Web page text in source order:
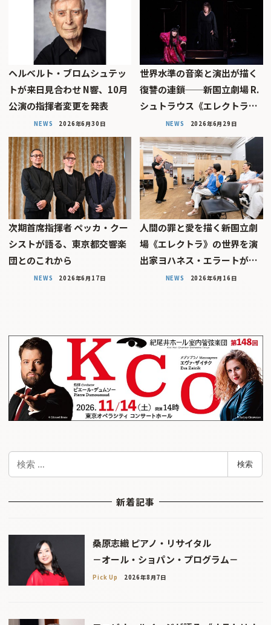
ヘルベルト・ブロムシュテッ
トが来日見合わせ N響、10月
公演の指揮者変更を発表
NEWS 2026年6月30日
世界水準の音楽と演出が描く
復讐の連鎖──新国立劇場 R.
シュトラウス《エレクトラ…
NEWS 2026年6月29日
次期首席指揮者 ペッカ・クー
シストが語る、東京都交響楽
団とのこれから
NEWS 2026年6月17日
人間の罪と愛を描く――新国立劇
場《エレクトラ》の世界を演
出家ヨハネス・エラートが…
NEWS 2026年6月16日
検
検索
新着記事
桑原志織 ピアノ・リサイタル
－オール・ショパン・プログラム－
Pick Up 2026年8月7日